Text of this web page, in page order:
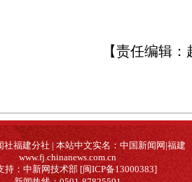
【责任编辑：
社福建分社 | 本站中文实名：中国新闻网|福建
www.fj.chinanews.com.cn
持：中新网技术部 [闽ICP备13000383]